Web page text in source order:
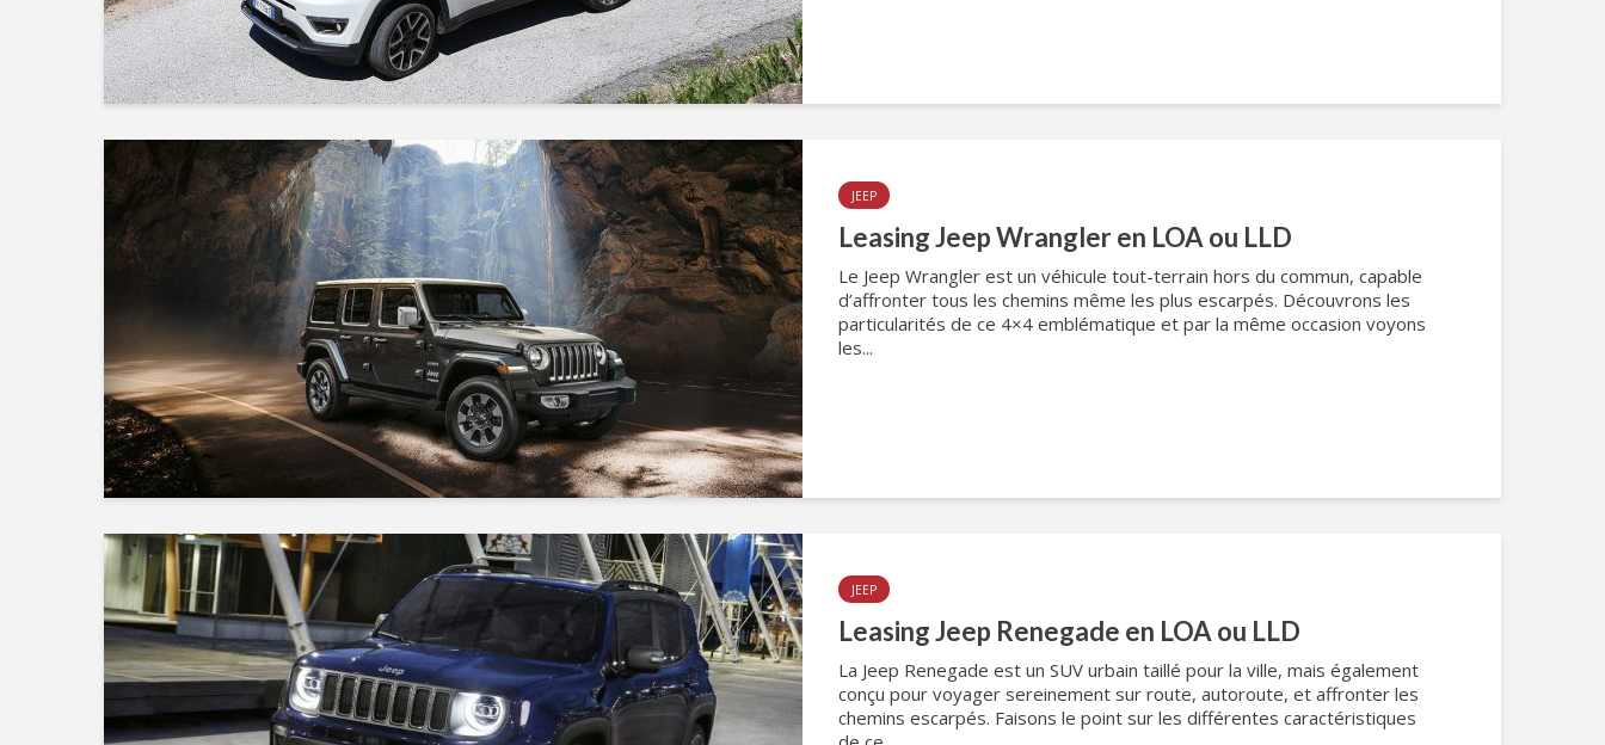
JEEP
Leasing Jeep Wrangler en LOA ou LLD
Le Jeep Wrangler est un véhicule tout-terrain hors du commun, capable
d’affronter tous les chemins même les plus escarpés. Découvrons les
particularités de ce 4×4 emblématique et par la même occasion voyons
les...
JEEP
Leasing Jeep Renegade en LOA ou LLD
La Jeep Renegade est un SUV urbain taillé pour la ville, mais également
conçu pour voyager sereinement sur route, autoroute, et affronter les
chemins escarpés. Faisons le point sur les différentes caractéristiques